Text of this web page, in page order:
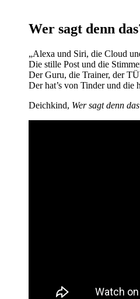
Wer sagt denn
„Ale­xa und Siri, die Cloud
Die stil­le Post und die
Der Guru, die Trai­ner, der
Der hat’s von Tin­der und die
Deich­kind, Wer sagt denn